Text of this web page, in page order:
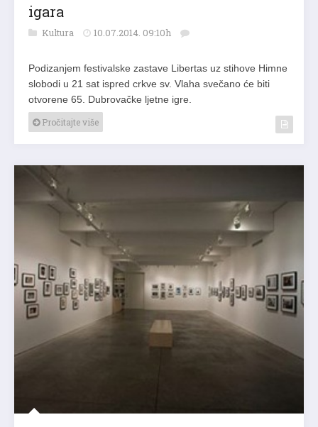
igara
Kultura 10.07.2014. 09:10h
Podizanjem festivalske zastave Libertas uz stihove Himne
slobodi u 21 sat ispred crkve sv. Vlaha svečano će biti
otvorene 65. Dubrovačke ljetne igre.
Pročitajte više